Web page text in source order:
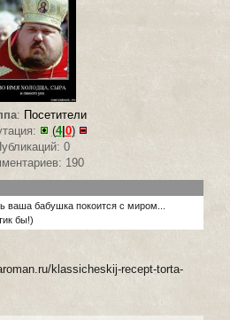
: Посетители
(4| 0)
0
190
ваша бабушка покоится с миром...
бы!)
klassicheskij-recept-torta-